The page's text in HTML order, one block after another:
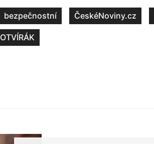
bezpečnostní ČeskéNoviny.cz
OTVÍRÁK